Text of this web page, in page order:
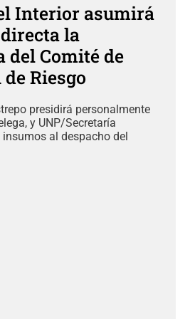
Interior asumirá
la
del Comité de
Riesgo
presidirá personalmente
y UNP/Secretaría
al despacho del